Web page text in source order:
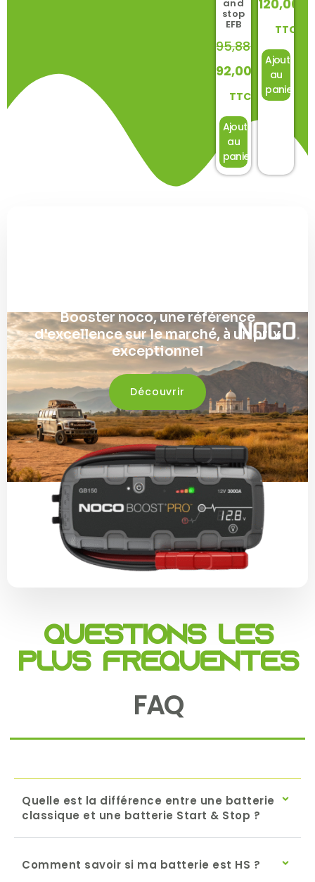
and
stop
EFB
95,88
€
92,00
TTC
Ajouter
au
panier
120,00
TTC
Ajouter
au
panier
Booster noco, une référence
d'excellence sur le marché, à un prix
exceptionnel
Découvrir
Questions les
plus fréquentes
FAQ
Quelle est la différence entre une batterie
classique et une batterie Start & Stop ?
Comment savoir si ma batterie est HS ?